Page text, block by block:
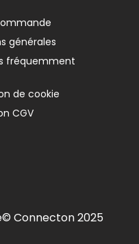
générales
fréquemment
de cookie
CGV
© Connecton 2025